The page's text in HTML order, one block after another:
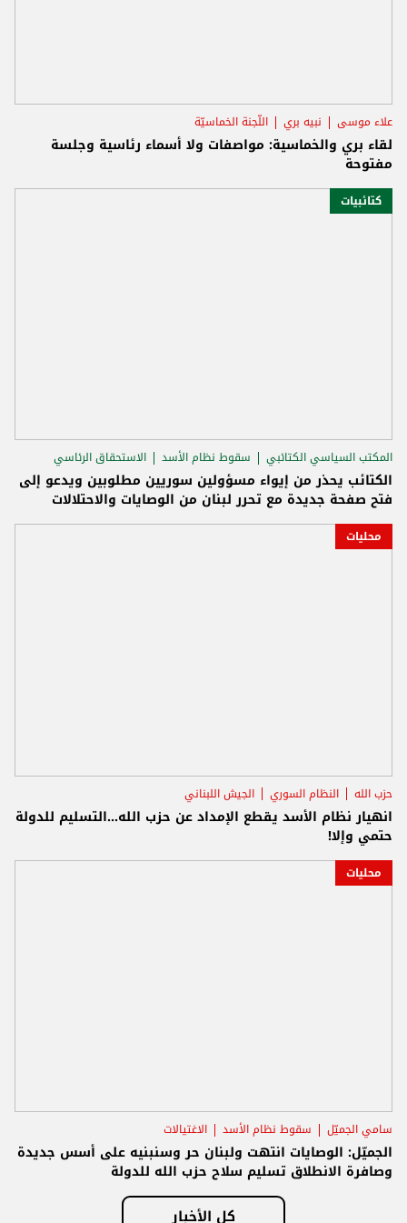
علاء موسى نبيه بري اللّجنة الخماسيّة
لقاء بري والخماسية: مواصفات ولا أسماء رئاسية وجلسة
مفتوحة
كتائبيات
المكتب السياسي الكتائبي سقوط نظام الأسد الاستحقاق الرئاسي
الكتائب يحذر من إيواء مسؤولين سوريين مطلوبين ويدعو إلى
فتح صفحة جديدة مع تحرر لبنان من الوصايات والاحتلالات
محليات
حزب الله النظام السوري الجيش اللبناني
انهيار نظام الأسد يقطع الإمداد عن حزب الله...التسليم للدولة
حتمي وإلا!
محليات
سامي الجميّل سقوط نظام الأسد الاغتيالات
الجميّل: الوصايات انتهت ولبنان حر وسنبنيه على أسس جديدة
وصافرة الانطلاق تسليم سلاح حزب الله للدولة
كل الأخبار